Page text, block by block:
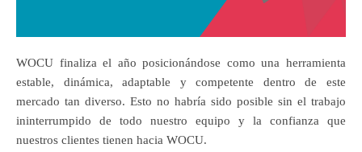
WOCU finaliza el año posicionándose como una herramienta
estable, dinámica, adaptable y competente dentro de este
mercado tan diverso. Esto no habría sido posible sin el trabajo
ininterrumpido de todo nuestro equipo y la confianza que
nuestros clientes tienen hacia WOCU.